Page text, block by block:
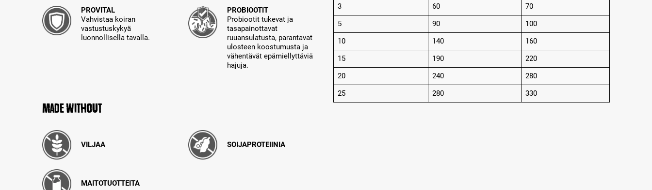
PROVITAL
Vahvistaa koiran
vastustuskykyä
luonnollisella tavalla.
PROBIOOTIT
Probiootit tukevat ja
tasapainottavat
ruuansulatusta, parantavat
ulosteen koostumusta ja
vähentävät epämiellyttäviä
hajuja.
Made without
VILJAA SOIJAPROTEIINIA
MAITOTUOTTEITA
3
60
70
5
90
100
10
140
160
15
190
220
20
240
280
25
280 330